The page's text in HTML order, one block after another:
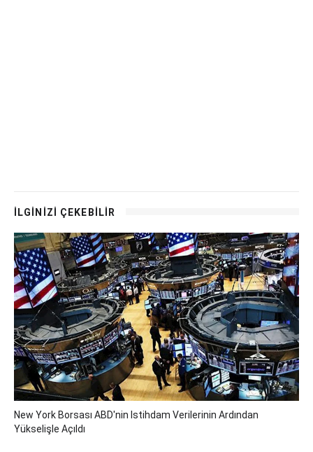
İLGİNİZİ ÇEKEBİLİR
New York Borsası ABD'nin Istihdam Verilerinin Ardından
Yükselişle Açıldı